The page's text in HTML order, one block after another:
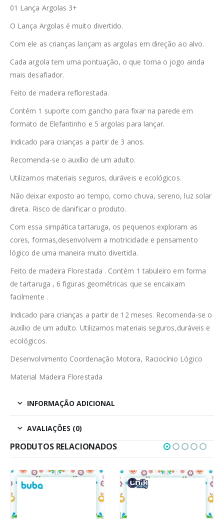
01 Lança Argolas 3+
O Lança Argolas é muito divertido.
Com ele as crianças lançam as argolas em direção ao alvo.
Cada argola tem uma pontuação, o que torna o jogo ainda
mais desafiador.
Feito de madeira reflorestada.
Contém 1 suporte com gancho para fixar na parede em
formato de Elefantinho e 5 argolas para lançar.
Indicado para crianças a partir de 3 anos.
Recomenda-se o auxílio de um adulto.
Utilizamos materiais seguros, duráveis e ecológicos.
Não deixar exposto ao tempo, como chuva, sereno, luz solar
direta. Risco de danificar o produto.
Com essa simpática tartaruga, os pequenos exploram as
cores, formas,desenvolvem a motricidade e pensamento
lógico de uma maneira muito divertida.
Feito de madeira Florestada . Contém 1 tabuleiro em forma
de tartaruga , 6 figuras geométricas que se encaixam
facilmente .
Indicado para crianças a partir de 12 meses. Recomenda-se o
auxílio de um adulto. Utilizamos materiais seguros,duráveis e
ecológicos.
Desenvolvimento Coordenação Motora, Raciocínio Lógico
Material Madeira Florestada
INFORMAÇÃO ADICIONAL
AVALIAÇÕES (0)
PRODUTOS RELACIONADOS